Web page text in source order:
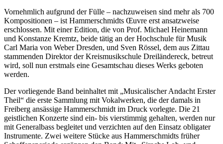
Vornehmlich aufgrund der Fülle – nachzuweisen sind mehr als 700
Kompositionen – ist Hammerschmidts Œuvre erst ansatzweise
erschlossen. Mit einer Edition, die von Prof. Michael Heinemann
und Konstanze Kremtz, beide tätig an der Hochschule für Musik
Carl Maria von Weber Dresden, und Sven Rössel, dem aus Zittau
stammenden Direktor der Kreismusikschule Dreiländereck, betreut
wird, soll nun erstmals eine Gesamtschau dieses Werks geboten
werden.
Der vorliegende Band beinhaltet mit „Musicalischer Andacht Erster
Theil“ die erste Sammlung mit Vokalwerken, die der damals in
Freiberg ansässige Hammerschmidt im Druck vorlegte. Die 21
geistlichen Konzerte sind ein- bis vierstimmig gehalten, werden nur
mit Generalbass begleitet und verzichten auf den Einsatz obligater
Instrumente. Zwei weitere Stücke aus Hammerschmidts früher